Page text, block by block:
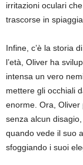
irritazioni oculari
trascorse in spiaggia.
Infine, c’è la storia
l’età, Oliver ha
intensa un vero
mettere gli occhiali
enorme. Ora,
senza alcun
quando vede il suo
sfoggiando i suoi